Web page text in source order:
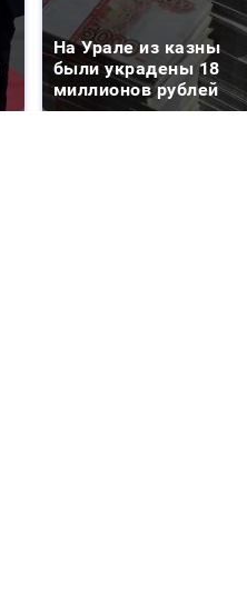
На Урале из казны
были украдены 18
миллионов рублей